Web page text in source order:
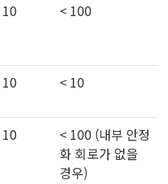
10 < 100
10 < 10
10
< 100 (내부 안정
화 회로가 없을
경우)